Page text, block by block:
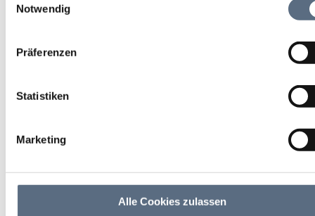
Rahmen Ihrer Nutzung der Dienste gesammelt haben.
Notwendig
Präferenzen
Statistiken
Marketing
Alle Cookies zulassen
Bilderbuchkino
Kinderprogramm
Bad Tölz